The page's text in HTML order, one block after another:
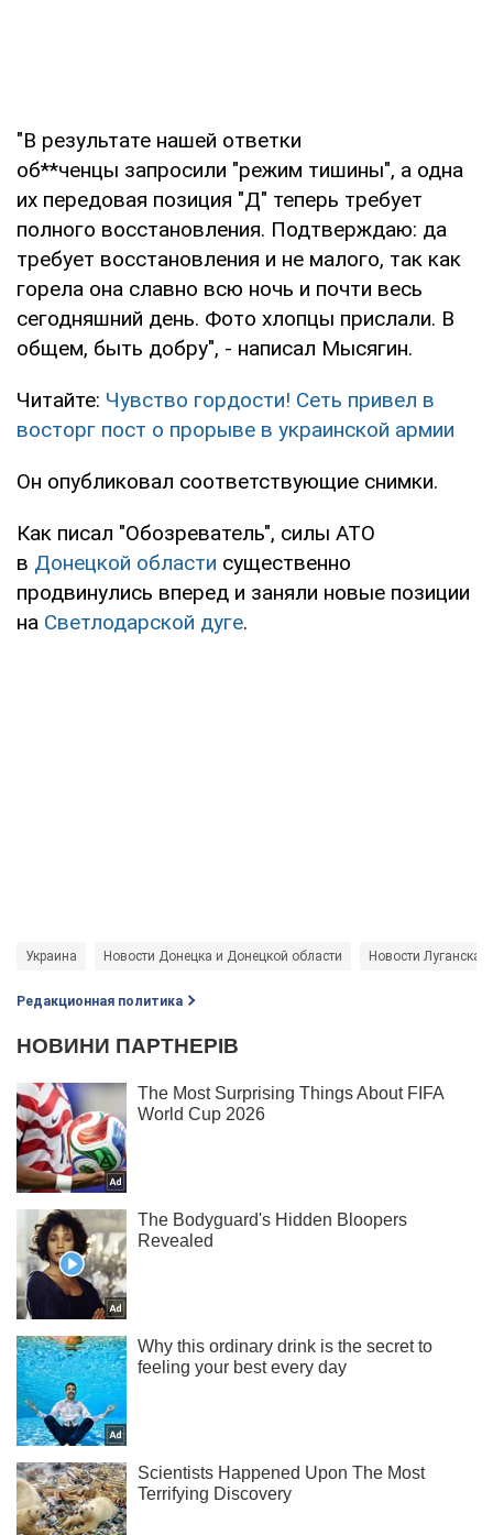
"В результате нашей ответки
об**ченцы запросили "режим тишины", а одна
их передовая позиция "Д" теперь требует
полного восстановления. Подтверждаю: да
требует восстановления и не малого, так как
горела она славно всю ночь и почти весь
сегодняшний день. Фото хлопцы прислали. В
общем, быть добру", - написал Мысягин.
Читайте: Чувство гордости! Сеть привел в
восторг пост о прорыве в украинской армии
Он опубликовал соответствующие снимки.
Как писал "Обозреватель", силы АТО
в Донецкой области существенно
продвинулись вперед и заняли новые позиции
на Светлодарской дуге.
Украина Новости Донецка и Донецкой области Новости Луганска
Редакционная политика